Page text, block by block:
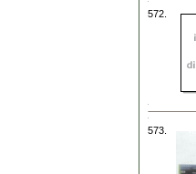
572.
573.